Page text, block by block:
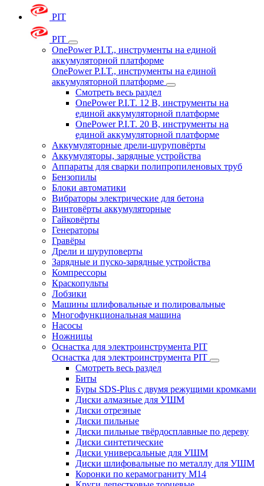
PIT
PIT
OnePower P.I.T., инструменты на единой
аккумуляторной платформе
OnePower P.I.T., инструменты на единой
аккумуляторной платформе
Смотреть весь раздел
OnePower P.I.T. 12 В, инструменты на
единой аккумуляторной платформе
OnePower P.I.T. 20 В, инструменты на
единой аккумуляторной платформе
Аккумуляторные дрели-шуруповёрты
Аккумуляторы, зарядные устройства
Аппараты для сварки полипропиленовых труб
Бензопилы
Блоки автоматики
Вибраторы электрические для бетона
Винтовёрты аккумуляторные
Гайковёрты
Генераторы
Гравёры
Дрели и шуруповерты
Зарядные и пуско-зарядные устройства
Компрессоры
Краскопульты
Лобзики
Машины шлифовальные и полировальные
Многофункциональная машина
Насосы
Ножницы
Оснастка для электроинструмента PIT
Оснастка для электроинструмента PIT
Смотреть весь раздел
Биты
Буры SDS-Plus c двумя режущими кромками
Диски алмазные для УШМ
Диски отрезные
Диски пильные
Диски пильные твёрдосплавные по дереву
Диски синтетические
Диски универсальные для УШМ
Диски шлифовальные по металлу для УШМ
Коронки по керамограниту M14